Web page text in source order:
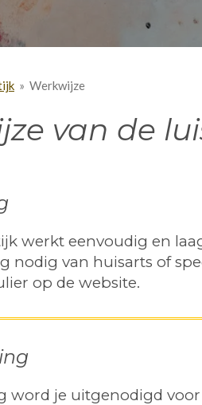
» Werkwijze
van de
werkt eenvoudig en
nodig van huisarts of
op de website.
word je uitgenodigd